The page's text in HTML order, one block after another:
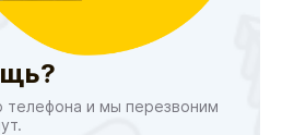
телефона и мы перезвоним